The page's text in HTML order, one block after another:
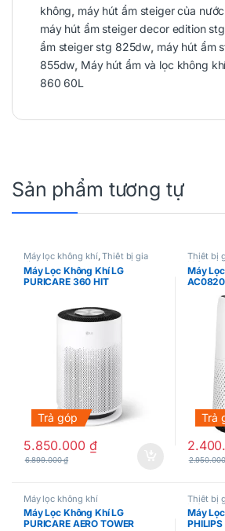
không, máy hút ẩm steiger của
máy hút ẩm steiger decor edition
ẩm steiger stg 825dw, máy hút ẩm
855dw, Máy hút ẩm và lọc không
860 60L
Sản phẩm tương tự
Máy lọc không khí,Thiết bị gia
đình
Máy Lọc Không Khí LG
PURICARE 360 HIT
Trả góp
5.850.000 ₫
6.899.000₫
Thiết bị
khí
Máy
Trả
Máy lọc không khí
Máy Lọc Không Khí LG
PURICARE AERO TOWER
Thiết bị
khí
Máy